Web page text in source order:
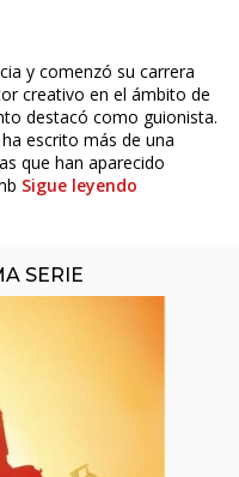
y comenzó su carrera
creativo en el ámbito de
destacó como guionista.
escrito más de una
que han aparecido
Sigue leyendo
SERIE